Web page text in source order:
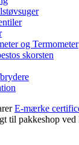
og Termometer
skorsten
E-mærke
til pakkeshop